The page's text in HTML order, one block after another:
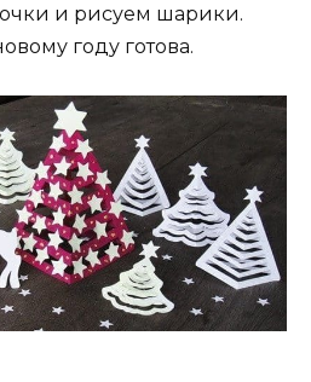
и рисуем шарики.
году готова.